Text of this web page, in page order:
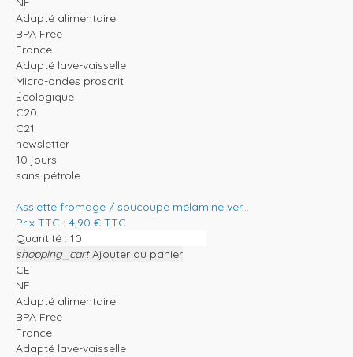
Adapté alimentaire
BPA Free
France
Adapté lave-vaisselle
Micro-ondes proscrit
Écologique
C20
C21
newsletter
10 jours
sans pétrole
Assiette fromage / soucoupe mélamine ver...
Prix TTC : 4,90 € TTC
Quantité :
shopping_cart Ajouter au panier
CE
NF
Adapté alimentaire
BPA Free
France
Adapté lave-vaisselle